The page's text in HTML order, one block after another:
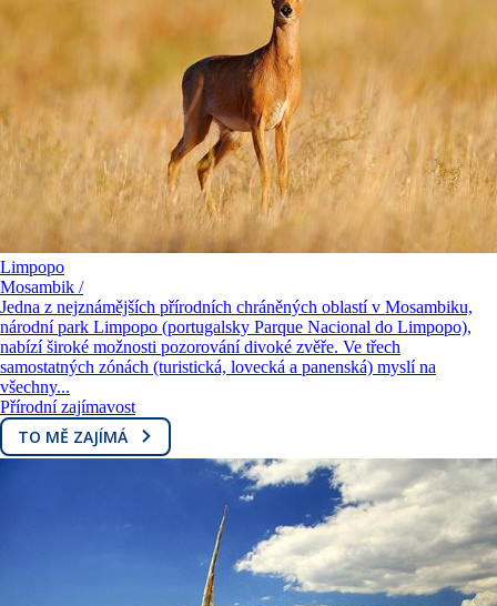
Limpopo
Mosambik /
Jedna z nejznámějších přírodních chráněných oblastí v Mosambiku,
národní park Limpopo (portugalsky Parque Nacional do Limpopo),
nabízí široké možnosti pozorování divoké zvěře. Ve třech
samostatných zónách (turistická, lovecká a panenská) myslí na
všechny...
Přírodní zajímavost
TO MĚ ZAJÍMÁ